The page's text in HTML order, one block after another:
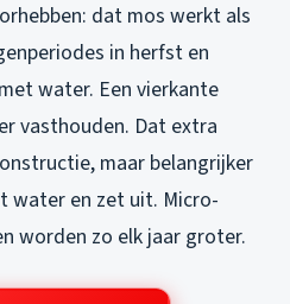
dat mos werkt als
in herfst en
water. Een vierkante
vasthouden. Dat extra
maar belangrijker
water en zet uit. Micro-
worden zo elk jaar groter.